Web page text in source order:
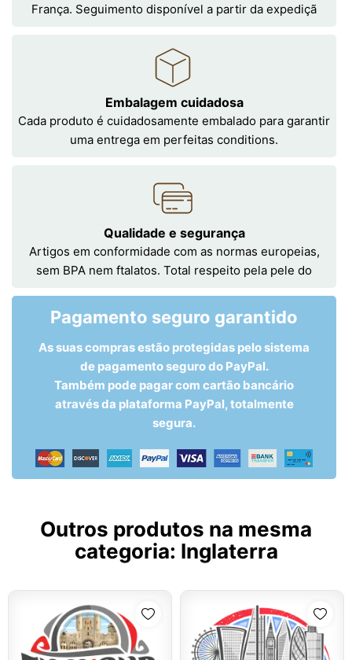
França. Seguimento disponível a partir da expediçã
Embalagem cuidadosa
Cada produto é cuidadosamente embalado para garantir
uma entrega em perfeitas conditions.
Qualidade e segurança
Artigos em conformidade com as normas europeias,
sem BPA nem ftalatos. Total respeito pela pele do
Pagamento seguro garantido
As suas compras estão protegidas pelo sistema
de pagamento seguro do PayPal.
Também pode pagar com cartão bancário
através da plataforma PayPal, totalmente
segura.
Outros produtos na mesma
categoria: Inglaterra